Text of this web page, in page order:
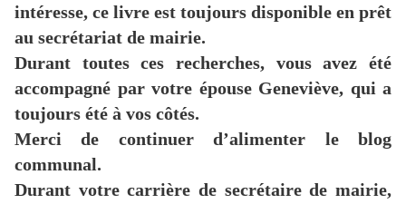
intéresse, ce livre est toujours disponible en prêt
au secrétariat de mairie.
Durant toutes ces recherches, vous avez été
accompagné par votre épouse Geneviève, qui a
toujours été à vos côtés.
Merci de continuer d’alimenter le blog
communal.
Durant votre carrière de secrétaire de mairie,